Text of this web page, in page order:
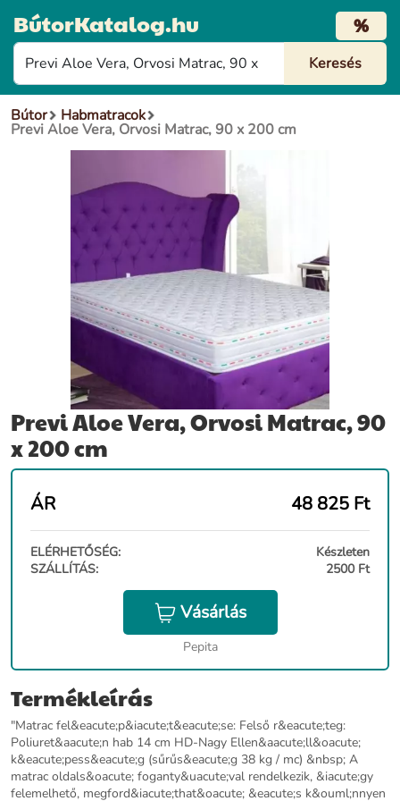
BútorKatalog.hu %
Bútor Habmatracok
Previ Aloe Vera, Orvosi Matrac, 90 x 200 cm
Previ Aloe Vera, Orvosi Matrac, 90
x 200 cm
ÁR 48 825 Ft
ELÉRHETŐSÉG:
Készleten
SZÁLLÍTÁS:
2500 Ft
Vásárlás
Pepita
Termékleírás
"Matrac fel&eacute;p&iacute;t&eacute;se: Felső r&eacute;teg:
Poliuret&aacute;n hab 14 cm HD-Nagy Ellen&aacute;ll&oacute;
k&eacute;pess&eacute;g (sűrűs&eacute;g 38 kg / mc) &nbsp; A
matrac oldals&oacute; foganty&uacute;val rendelkezik, &iacute;gy
felemelhető, megford&iacute;that&oacute; &eacute;s k&ouml;nnyen